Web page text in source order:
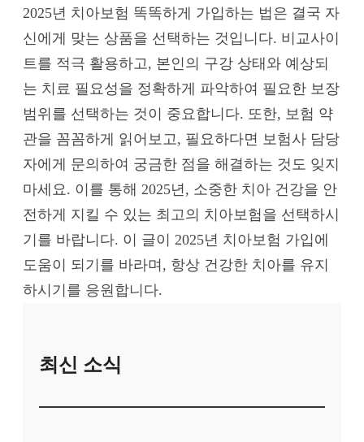
2025년 치아보험 똑똑하게 가입하는 법은 결국 자
신에게 맞는 상품을 선택하는 것입니다. 비교사이
트를 적극 활용하고, 본인의 구강 상태와 예상되
는 치료 필요성을 정확하게 파악하여 필요한 보장
범위를 선택하는 것이 중요합니다. 또한, 보험 약
관을 꼼꼼하게 읽어보고, 필요하다면 보험사 담당
자에게 문의하여 궁금한 점을 해결하는 것도 잊지
마세요. 이를 통해 2025년, 소중한 치아 건강을 안
전하게 지킬 수 있는 최고의 치아보험을 선택하시
기를 바랍니다. 이 글이 2025년 치아보험 가입에
도움이 되기를 바라며, 항상 건강한 치아를 유지
하시기를 응원합니다.
최신 소식